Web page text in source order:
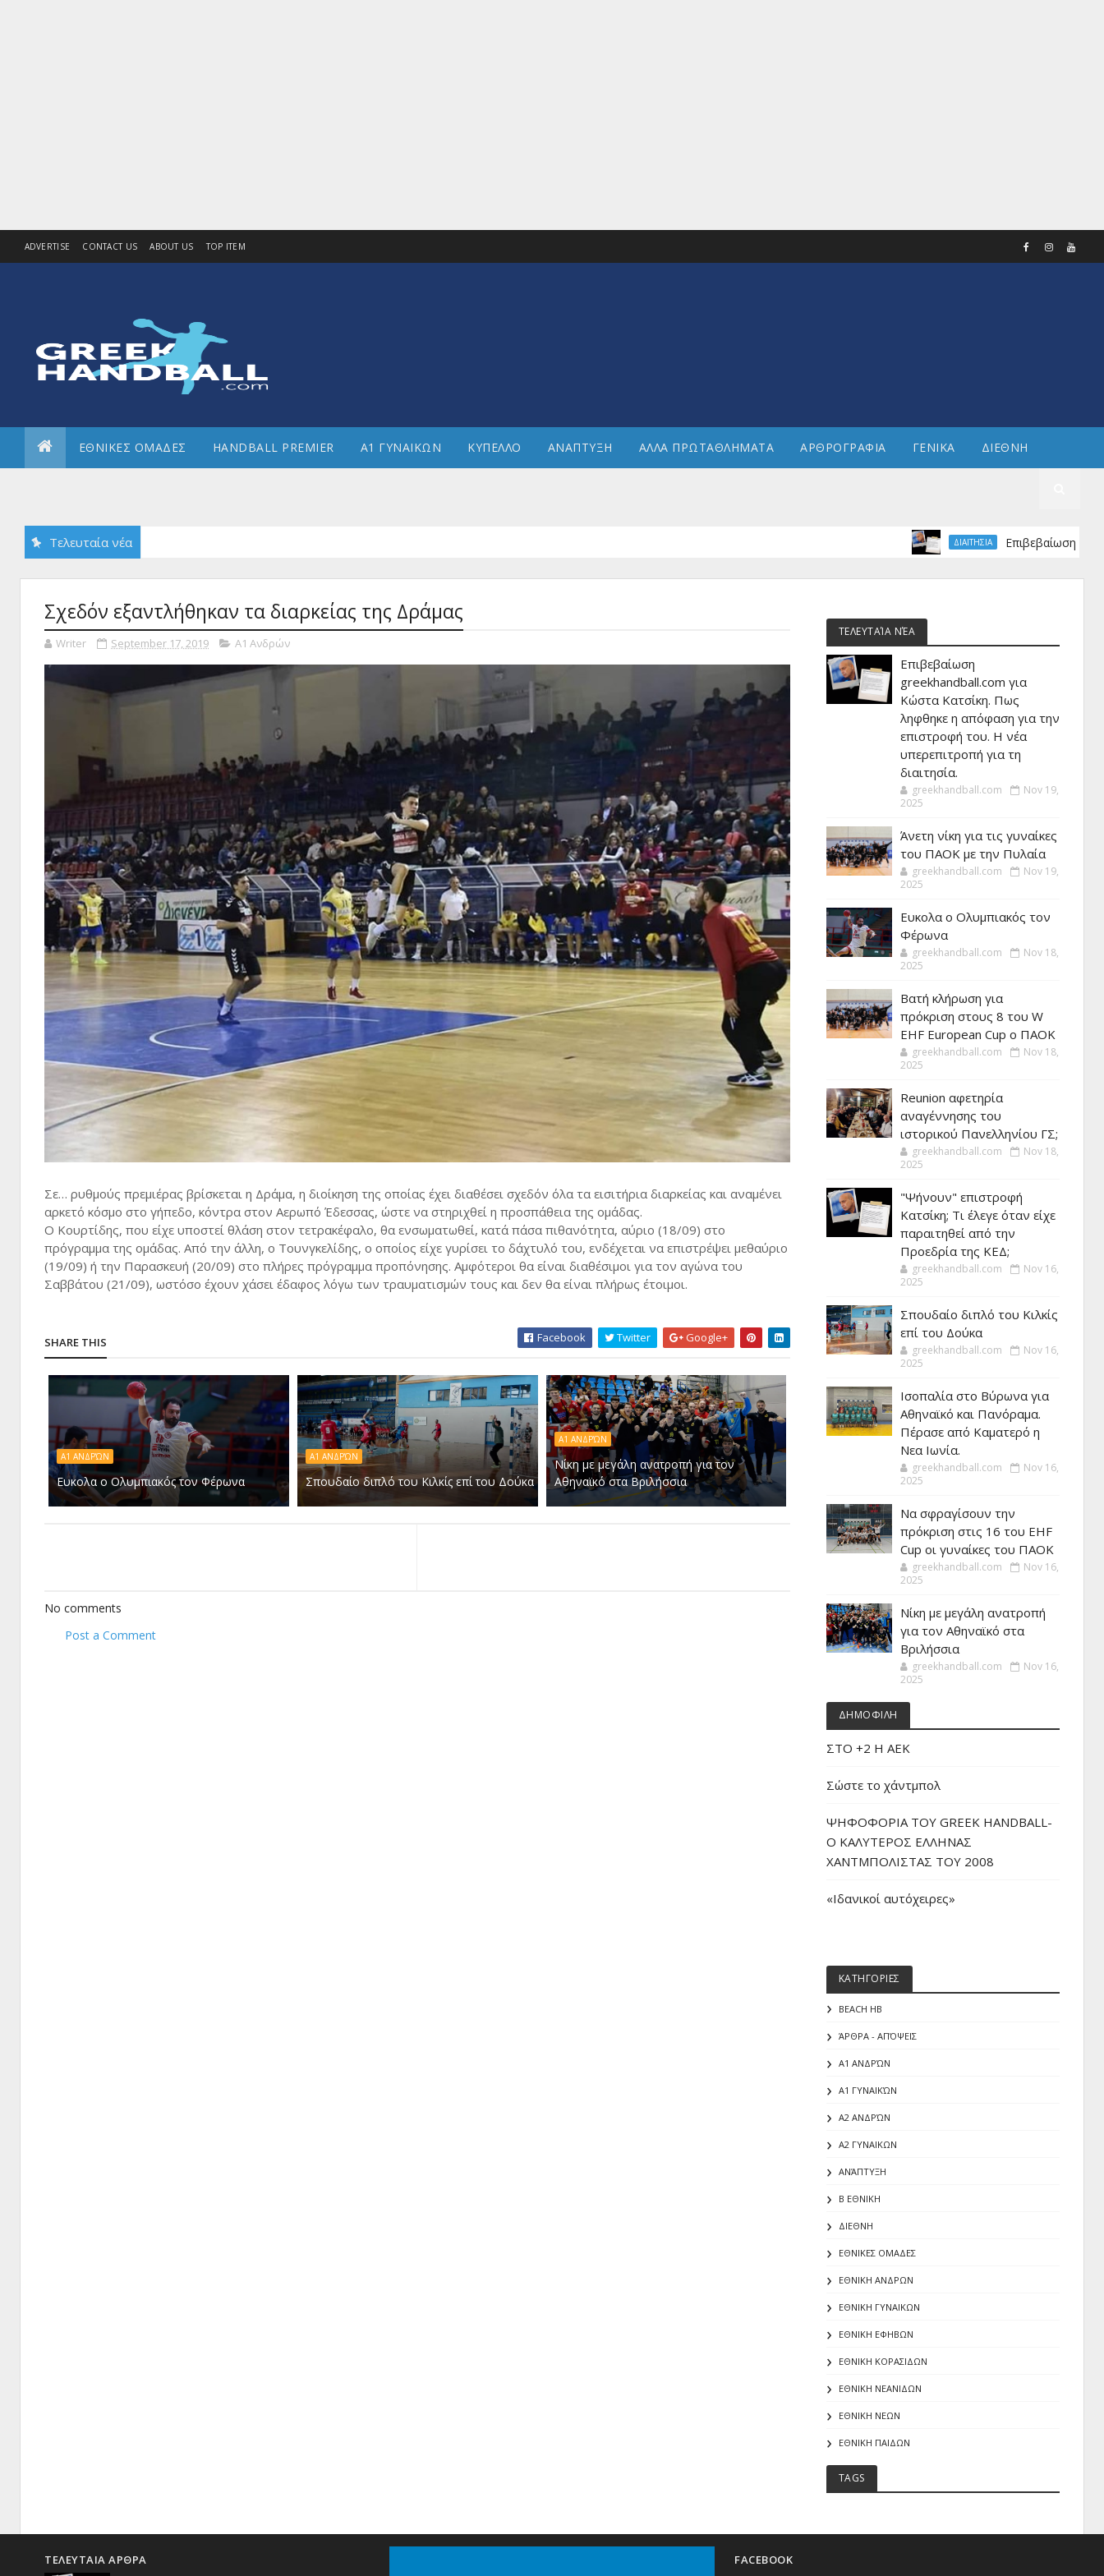
ADVERTISE CONTACT US ABOUT US TOP ITEM
ΕΘΝΙΚΕΣ ΟΜΑΔΕΣ HANDBALL PREMIER Α1 ΓΥΝΑΙΚΩΝ ΚΥΠΕΛΛΟ ΑΝΑΠΤΥΞΗ ΑΛΛΑ ΠΡΩΤΑΘΛΗΜΑΤΑ ΑΡΘΡΟΓΡΑΦΙΑ ΓΕΝΙΚΑ ΔΙΕΘΝΗ
Τελευταία νέα ΔΙΑΙΤΗΣΙΑ Επιβεβαίωση
Σχεδόν εξαντλήθηκαν τα διαρκείας της Δράμας
Writer September 17, 2019 Α1 Ανδρών
Σε… ρυθμούς πρεμιέρας βρίσκεται η Δράμα, η διοίκηση της οποίας έχει διαθέσει σχεδόν όλα τα εισιτήρια διαρκείας και αναμένει
αρκετό κόσμο στο γήπεδο, κόντρα στον Αερωπό Έδεσσας, ώστε να στηριχθεί η προσπάθεια της ομάδας.
Ο Κουρτίδης, που είχε υποστεί θλάση στον τετρακέφαλο, θα ενσωματωθεί, κατά πάσα πιθανότητα, αύριο (18/09) στο
πρόγραμμα της ομάδας. Από την άλλη, ο Τουνγκελίδης, ο οποίος είχε γυρίσει το δάχτυλό του, ενδέχεται να επιστρέψει μεθαύριο
(19/09) ή την Παρασκευή (20/09) στο πλήρες πρόγραμμα προπόνησης. Αμφότεροι θα είναι διαθέσιμοι για τον αγώνα του
Σαββάτου (21/09), ωστόσο έχουν χάσει έδαφος λόγω των τραυματισμών τους και δεν θα είναι πλήρως έτοιμοι.
SHARE THIS Facebook Twitter Google+
Α1 ΑΝΔΡΏΝ
Ευκολα ο Ολυμπιακός τον Φέρωνα
Α1 ΑΝΔΡΏΝ
Σπουδαίο διπλό του Κιλκίς επί του Δούκα
Α1 ΑΝΔΡΏΝ
Νίκη με μεγάλη ανατροπή για τον
Αθηναϊκό στα Βριλήσσια
No comments
Post a Comment
ΤΕΛΕΥΤΑΊΑ ΝΈΑ
Επιβεβαίωση
greekhandball.com για
Κώστα Κατσίκη. Πως
ληφθηκε η απόφαση για την
επιστροφή του. Η νέα
υπερεπιτροπή για τη
διαιτησία.
greekhandball.com
Nov 19,
2025
Άνετη νίκη για τις γυναίκες
του ΠΑΟΚ με την Πυλαία
greekhandball.com
Nov 19,
2025
Ευκολα ο Ολυμπιακός τον
Φέρωνα
greekhandball.com
Nov 18,
2025
Βατή κλήρωση για
πρόκριση στους 8 του W
EHF European Cup ο ΠΑΟΚ
greekhandball.com
Nov 18,
2025
Reunion αφετηρία
αναγέννησης του
ιστορικού Πανελληνίου ΓΣ;
greekhandball.com
Nov 18,
2025
"Ψήνουν" επιστροφή
Κατσίκη; Τι έλεγε όταν είχε
παραιτηθεί από την
Προεδρία της ΚΕΔ;
greekhandball.com
Nov 16,
2025
Σπουδαίο διπλό του Κιλκίς
επί του Δούκα
greekhandball.com
Nov 16,
2025
Ισοπαλία στο Βύρωνα για
Αθηναϊκό και Πανόραμα.
Πέρασε από Καματερό η
Νεα Ιωνία.
greekhandball.com
Nov 16,
2025
Να σφραγίσουν την
πρόκριση στις 16 του EHF
Cup οι γυναίκες του ΠΑΟΚ
greekhandball.com
Nov 16,
2025
Νίκη με μεγάλη ανατροπή
για τον Αθηναϊκό στα
Βριλήσσια
greekhandball.com
Nov 16,
2025
ΔΗΜΟΦΙΛΗ
ΣΤΟ +2 Η ΑΕΚ
Σώστε το χάντμπολ
ΨΗΦΟΦΟΡΙΑ ΤΟΥ GREEK HANDBALL-
O ΚΑΛΥΤΕΡΟΣ ΕΛΛΗΝΑΣ
ΧΑΝΤΜΠΟΛΙΣΤΑΣ ΤΟΥ 2008
«Iδανικοί αυτόχειρες»
ΚΑΤΗΓΟΡΙΕΣ
BEACH HB
ΆΡΘΡΑ - ΑΠΌΨΕΙΣ
Α1 ΑΝΔΡΏΝ
Α1 ΓΥΝΑΙΚΏΝ
Α2 ΑΝΔΡΏΝ
Α2 ΓΥΝΑΙΚΩΝ
ΑΝΆΠΤΥΞΗ
Β ΕΘΝΙΚΗ
ΔΙΕΘΝΗ
ΕΘΝΙΚΕΣ ΟΜΑΔΕΣ
ΕΘΝΙΚΗ ΑΝΔΡΩΝ
ΕΘΝΙΚΗ ΓΥΝΑΙΚΩΝ
ΕΘΝΙΚΗ ΕΦΗΒΩΝ
ΕΘΝΙΚΗ ΚΟΡΑΣΙΔΩΝ
ΕΘΝΙΚΗ ΝΕΑΝΙΔΩΝ
ΕΘΝΙΚΗ ΝΕΩΝ
ΕΘΝΙΚΗ ΠΑΙΔΩΝ
TAGS
ΤΕΛΕΥΤΑΙΑ ΑΡΘΡΑ FACEBOOK